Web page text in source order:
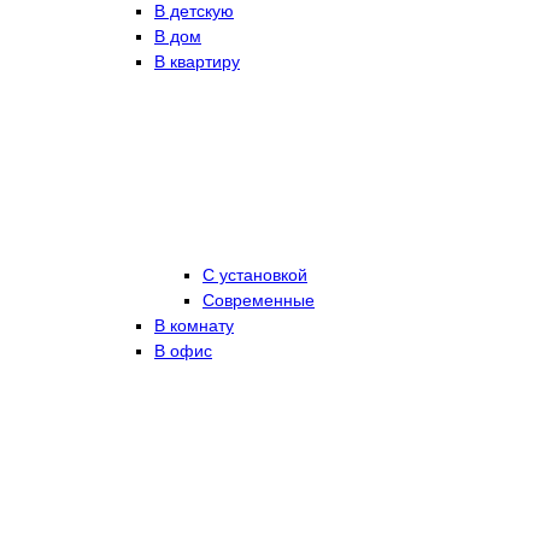
В детскую
В дом
В квартиру
С установкой
Современные
В комнату
В офис